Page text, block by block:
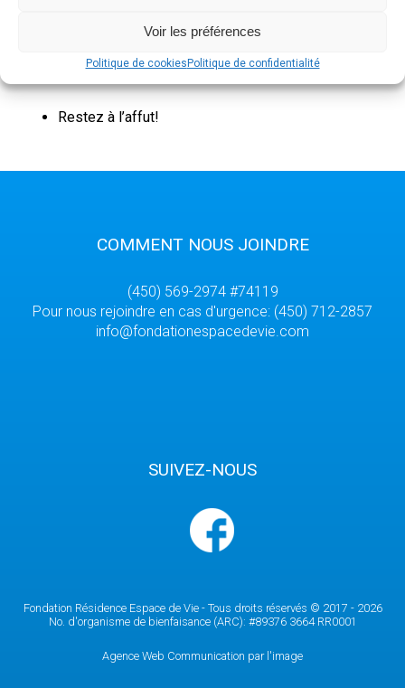
Voir les préférences
Politique de cookiesPolitique de confidentialité
Recent Posts
Restez à l’affut!
COMMENT NOUS JOINDRE
(450) 569-2974 #74119
Pour nous rejoindre en cas d'urgence: (450) 712-2857
info@fondationespacedevie.com
SUIVEZ-NOUS
Fondation Résidence Espace de Vie - Tous droits réservés © 2017 - 2026
No. d'organisme de bienfaisance (ARC): #89376 3664 RR0001
Agence Web Communication par l'image